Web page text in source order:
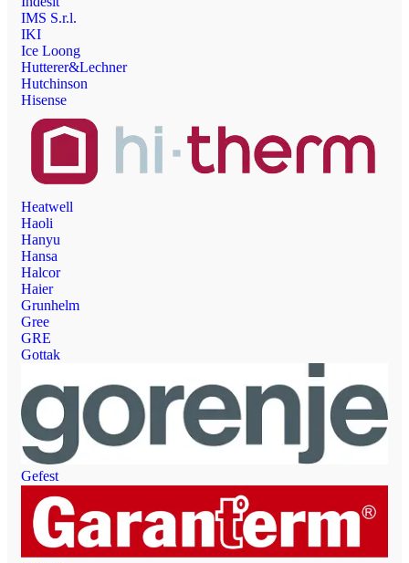
IMS S.r.l.
IKI
Ice Loong
Hutterer&Lechner
Hutchinson
Hisense
Heatwell
Haoli
Hanyu
Hansa
Halcor
Haier
Grunhelm
Gree
GRE
Gottak
Gefest